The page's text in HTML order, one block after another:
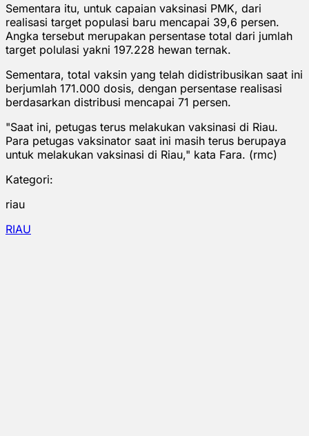
Sementara itu, untuk capaian vaksinasi PMK, dari
realisasi target populasi baru mencapai 39,6 persen.
Angka tersebut merupakan persentase total dari jumlah
target polulasi yakni 197.228 hewan ternak.
Sementara, total vaksin yang telah didistribusikan saat ini
berjumlah 171.000 dosis, dengan persentase realisasi
berdasarkan distribusi mencapai 71 persen.
"Saat ini, petugas terus melakukan vaksinasi di Riau.
Para petugas vaksinator saat ini masih terus berupaya
untuk melakukan vaksinasi di Riau," kata Fara. (rmc)
Kategori:
riau
RIAU